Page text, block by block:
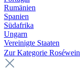
Rumänien
Spanien
Südafrika
Ungarn
Vereinigte Staaten
Zur Kategorie Roséwein